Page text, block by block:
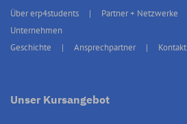
Über erp4students Partner + Netzwerke
Unternehmen
Geschichte
Ansprechpartner Kontakt
Unser Kursangebot